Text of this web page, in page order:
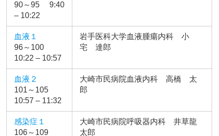
90～95 9:40
– 10:22
血液１
96～100
10:22 – 10:57
岩手医科大学血液腫瘍内科 小
宅 達郎
血液２
101～105
10:57 – 11:32
大崎市民病院血液内科 高橋 太
郎
感染症１
106～109
大崎市民病院呼吸器内科 井草龍
太郎